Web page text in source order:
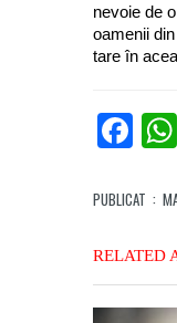
nevoie de
oamenii
tare în
PUBLICAT :
RELATED